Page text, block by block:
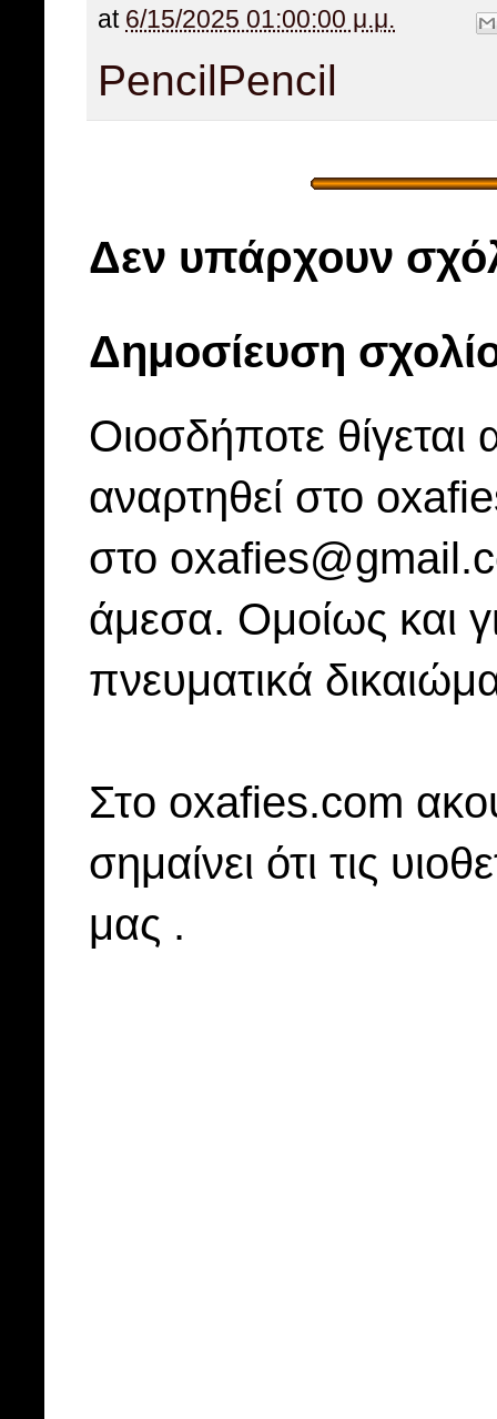
at 6/15/2025 01:00:00 μ.μ.
PencilPencil
Δεν υπάρχουν
Δημοσίευση
Οιοσδήποτε
αναρτηθεί στο
στο
άμεσα. Ομοίως και
πνευματικά
Στo oxafies.com
σημαίνει ότι τις
μας .